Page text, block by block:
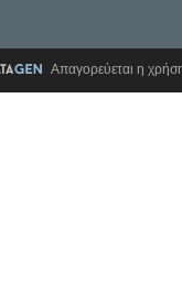
Απαγορεύεται η